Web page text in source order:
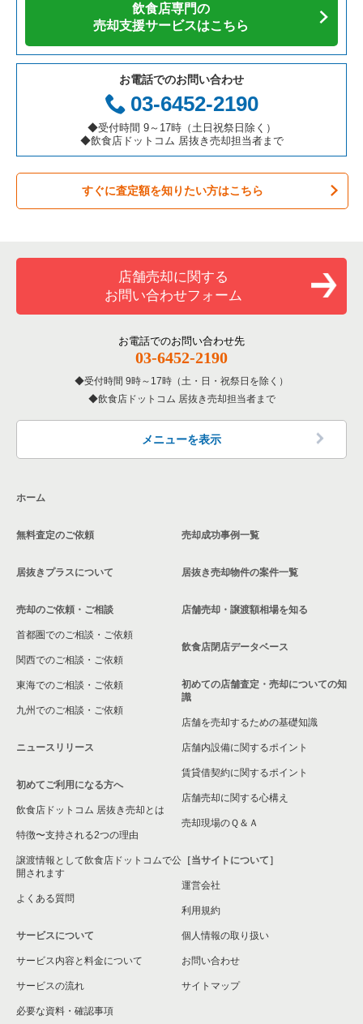
カフェの居抜き売却物件の案件一覧
テイクアウトの居抜き売却物件の案件一覧
お弁当・惣菜・デリの居抜き売却物件の案件一覧
カラオケ・パブ・スナックの居抜き売却物件の案件一覧
バーの居抜き売却物件の案件一覧
居酒屋・ダイニングバーの居抜き売却物件の案件一覧
洋食の居抜き売却物件の案件一覧
その他の居抜き売却物件の案件一覧
愛知県の飲食店の居抜き売却物件の案件一覧
岐阜県の飲食店の居抜き売却物件の案件一覧
三重県の飲食店の居抜き売却物件の案件一覧
小金井市の飲食店の居抜き売却物件の案件一覧
府中市の飲食店の居抜き売却物件の案件一覧
国分寺市の飲食店の居抜き売却物件の案件一覧
昭島市の飲食店の居抜き売却物件の案件一覧
稲城市の飲食店の居抜き売却物件の案件一覧
三鷹市の飲食店の居抜き売却物件の案件一覧
あきる野市の飲食店の居抜き売却物件の案件一覧
多摩市の飲食店の居抜き売却物件の案件一覧
西東京市の飲食店の居抜き売却物件の案件一覧
日野市の飲食店の居抜き売却物件の案件一覧
東久留米市の飲食店の居抜き売却物件の案件一覧
東京都下の焼肉の居抜き売却物件の案件一覧
東京都下の鉄板焼き・お好み焼の居抜き売却物件の案件一覧
東京都下のアジア料理の居抜き売却物件の案件一覧
東京都下のカフェの居抜き売却物件の案件一覧
東京都下のテイクアウトの居抜き売却物件の案件一覧
東京都下のお弁当・惣菜・デリの居抜き売却物件の案件一覧
東京都下のバーの居抜き売却物件の案件一覧
東京都下の居酒屋・ダイニングバーの居抜き売却物件の案件一
東京都下の専門料理の居抜き売却物件の案件一覧
東京都下の和食の居抜き売却物件の案件一覧
東京都下の洋食の居抜き売却物件の案件一覧
武蔵野市の寿司の居抜き売却物件の案件一覧
武蔵野市の焼肉の居抜き売却物件の案件一覧
武蔵野市のアジア料理の居抜き売却物件の案件一覧
武蔵野市のカフェの居抜き売却物件の案件一覧
武蔵野市のテイクアウトの居抜き売却物件の案件一覧
武蔵野市のお弁当・惣菜・デリの居抜き売却物件の案件一覧
武蔵野市の和食の居抜き売却物件の案件一覧
武蔵野市の洋食の居抜き売却物件の案件一覧
武蔵野市のその他の居抜き売却物件の案件一覧
飲食店専門の
売却支援サービスはこちら
お電話でのお問い合わせ
03-6452-2190
◆受付時間 9～17時（土日祝祭日除く）
◆飲食店ドットコム 居抜き売却担当者まで
すぐに査定額を知りたい方はこちら
店舗売却に関する
お問い合わせフォーム
お電話でのお問い合わせ先
03-6452-2190
受付時間 9時～17時（土・日・祝祭日を除く）
飲食店ドットコム 居抜き売却担当者まで
メニューを表示
ホーム
無料査定のご依頼
居抜きプラスについて
売却のご依頼・ご相談
首都圏でのご相談・ご依頼
関西でのご相談・ご依頼
東海でのご相談・ご依頼
九州でのご相談・ご依頼
ニュースリリース
初めてご利用になる方へ
飲食店ドットコム 居抜き売却とは
特徴〜支持される2つの理由
譲渡情報として飲食店ドットコムで公
開されます
よくある質問
サービスについて
サービス内容と料金について
サービスの流れ
必要な資料・確認事項
売却成功事例一覧
居抜き売却物件の案件一覧
店舗売却・譲渡額相場を知る
飲食店閉店データベース
初めての店舗査定・売却についての知
識
店舗を売却するための基礎知識
店舗内設備に関するポイント
賃貸借契約に関するポイント
店舗売却に関する心構え
売却現場のＱ＆Ａ
［当サイトについて］
運営会社
利用規約
個人情報の取り扱い
お問い合わせ
サイトマップ